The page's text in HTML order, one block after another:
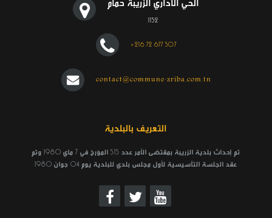
مناظرة داخلية للترقية إلى رتبة متصرف عام
وضع بتاريخ: 28/10
إعلان بتة عمومية للمرة الأولى بالاشهار والمزاد العلني خاصة بلزمة البيوت والخزائن بالحمام الشعبي
1152
+216 72 677 507
contact@commune-zriba.com.tn
التعريف بالبلدية
تم إحداث بلدية الزريبة بمقتضى الأمر عدد 515 المؤرخ في 7 ماي 1980 وتم
عقد الجلسة التأسيسية لأول مجلس بلدي للبلدية يوم 04 جوان 1980